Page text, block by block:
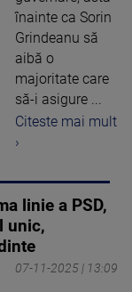
înainte ca Sorin
Grindeanu să
aibă o
majoritate care
să-i asigure ...
Citeste mai mult
›
linie a PSD,
unic,
07-11-2025 | 13:09